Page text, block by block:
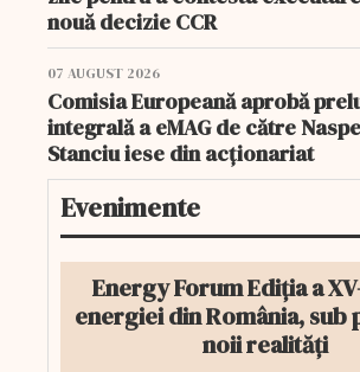
nouă decizie CCR
07 AUGUST 2026
Comisia Europeană aprobă
integrală a eMAG de către
Stanciu iese din acționariat
Evenimente
Energy Forum Ediția a
energiei din România, sub
noii realități